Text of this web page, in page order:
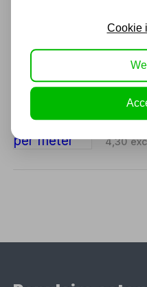
Ook handig
4,30
Cookie